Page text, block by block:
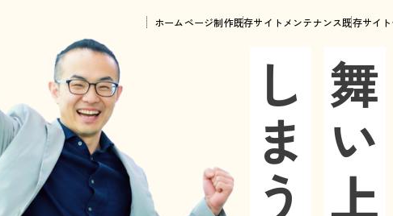
ホームページ制作既存サイトメンテナンス既存サイ
しまう